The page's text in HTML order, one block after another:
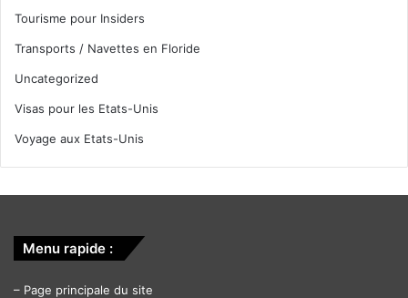
Tourisme pour Insiders
Transports / Navettes en Floride
Uncategorized
Visas pour les Etats-Unis
Voyage aux Etats-Unis
Menu rapide :
– Page principale du site